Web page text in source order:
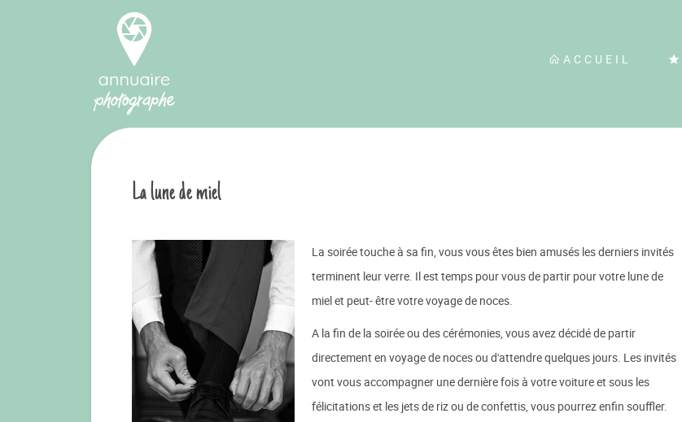
ACCUEIL
La lune de miel
La soirée touche à sa fin, vous vous êtes bien amusés les derniers invités
terminent leur verre. Il est temps pour vous de partir pour votre lune de
miel et peut- être votre voyage de noces.
A la fin de la soirée ou des cérémonies, vous avez décidé de partir
directement en voyage de noces ou d'attendre quelques jours. Les invités
vont vous accompagner une dernière fois à votre voiture et sous les
félicitations et les jets de riz ou de confettis, vous pourrez enfin souffler.